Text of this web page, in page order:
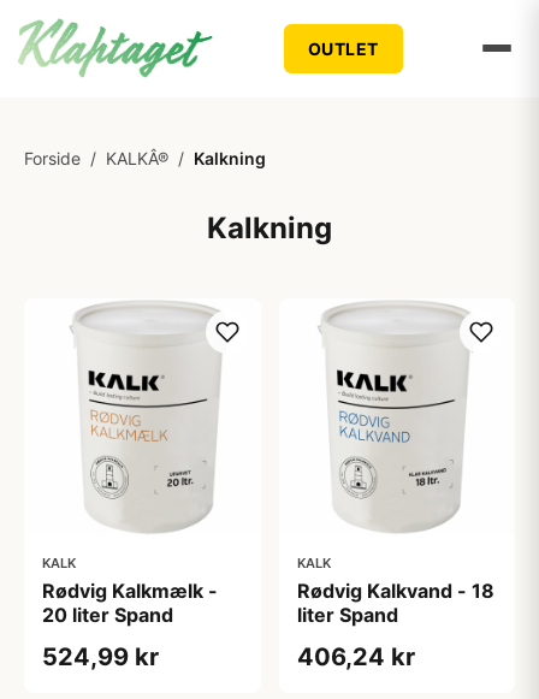
OUTLET
Forside / KALKÂ® / Kalkning
Kalkning
KALK
Rødvig Kalkmælk -
20 liter Spand
524,99 kr
KALK
Rødvig Kalkvand - 18
liter Spand
406,24 kr